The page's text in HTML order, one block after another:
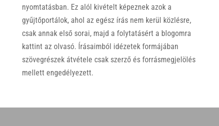
nyomtatásban. Ez alól kivételt képeznek azok a
gyűjtőportálok, ahol az egész írás nem kerül közlésre,
csak annak első sorai, majd a folytatásért a blogomra
kattint az olvasó. Írásaimból idézetek formájában
szövegrészek átvétele csak szerző és forrásmegjelölés
mellett engedélyezett.